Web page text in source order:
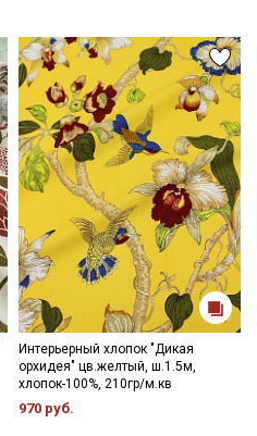
Интерьерный хлопок "Дикая
орхидея" цв.желтый, ш.1.5м,
хлопок-100%, 210гр/м.кв
970 руб.